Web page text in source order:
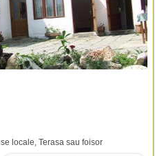
locale, Terasa sau foisor